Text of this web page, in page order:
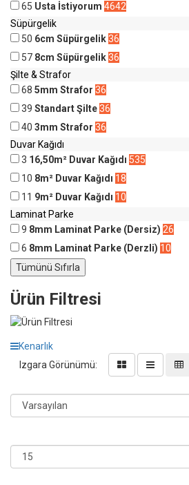
65 Usta İstiyorum 4642
Süpürgelik
50 6cm Süpürgelik36
57 8cm Süpürgelik36
Şilte & Strafor
68 5mm Strafor 36
39 Standart Şilte36
40 3mm Strafor 36
Duvar Kağıdı
3 16,50m² Duvar Kağıdı 535
10 8m² Duvar Kağıdı 18
11 9m² Duvar Kağıdı 10
Laminat Parke
9 8mm Laminat Parke (Dersiz) 26
6 8mm Laminat Parke (Derzli) 10
Ürün Filtresi
Kenarlık
Izgara Görünümü: